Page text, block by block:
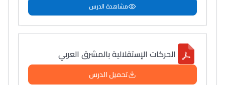
مشاهدة الدرس
الحركات الإستقلالية بالمشرق العربي
تحميل الدرس